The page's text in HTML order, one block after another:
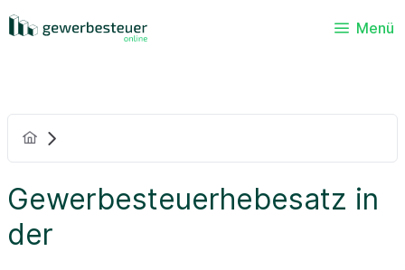
Menü
Gewerbesteuerhebesatz in
der